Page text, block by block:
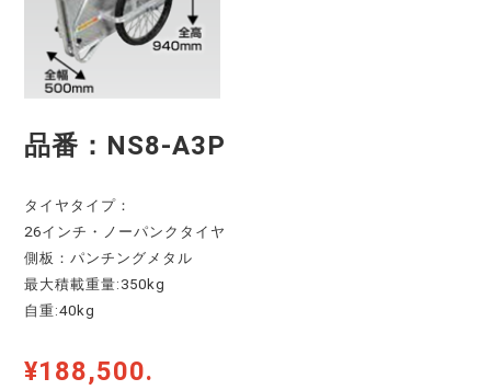
品番：NS8-A3P
タイヤタイプ：
26インチ・ノーパンクタイヤ
側板：パンチングメタル
最大積載重量:350kg
自重:40kg
¥188,500.